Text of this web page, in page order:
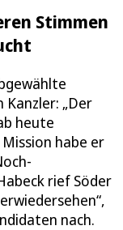
Stimmen
„Der
heute
habe er
rief Söder
nach.